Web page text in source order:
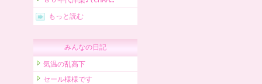
もっと読む
みんなの日記
気温の乱高下
セール様様です